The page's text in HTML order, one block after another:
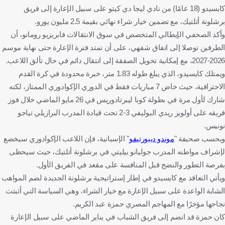
كايسيدو (18 عامًا) من نادي ليجا دي كيتو على سبيل الإعارة إلى فريق
برشلونة أتلتيك، مع تضمين خيار شراء نهائي بقيمة 2.5 مليون يورو.
وأكد الصحفي الإيطالي المتخصص في سوق الانتقالات فابريزيو رومانو، أن
الطرفين توصلا إلى اتفاق شفهي، على أن تمتد فترة الإعارة حتى نهاية موسم
2026-2027، مع إمكانية تحويل الصفقة إلى انتقال دائم في حال تألق اللاعب.
ويمتلك كايسيدو، الذي يبلغ طوله 1.83 متر، خبرة محدودة في كرة القدم
الاحترافية، حيث خاض 7 مباريات فقط في الدوري الإكوادوري الممتاز، لكنه
شارك لأول مرة في بطولة كوبا ليبرتادوريس في 26 مايو الماضي خلال فوز
فريقه على أولويز ريدي البوليفي 3-2 تحت قيادة المدرب البرازيلي تياجو
نونيس.
وبحسب صحيفة "موندو ديبورتيفو" الإسبانية، فإن اللاعب الإكوادوري سيخضع
لإشراف مواطنه المدرب جوليانو بيليتي في برشلونة أتلتيك، حيث سيحظى
بفرصة التطور والنضج قبل المنافسة على مقعد في الفريق الأول.
ويأتي التعاقد مع كايسيدو في إطار إستراتيجية برشلونة الجديدة لضم المواهب
الشابة الواعدة على سبيل الإعارة مع خيار الشراء، وهي السياسة التي أثبتت
نجاحها مؤخرًا مع المهاجم المصري حمزة عبد الكريم.
كان حمزة قد انضم إلى فريق الشباب في يناير الماضي على سبيل الإعارة